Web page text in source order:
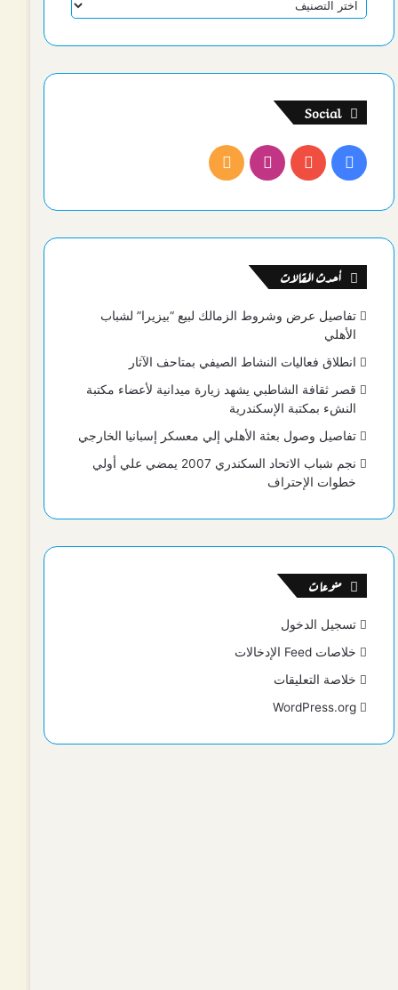
Social
فيسبوك يوتيوب انستقرامملخص
أحدث المقالات
تفاصيل عرض وشروط الزمالك لبيع “بيزيرا” لشباب
الأهلي
انطلاق فعاليات النشاط الصيفي بمتاحف الآثار
قصر ثقافة الشاطبي يشهد زيارة ميدانية لأعضاء مكتبة
النشء بمكتبة الإسكندرية
تفاصيل وصول بعثة الأهلي إلي معسكر إسبانيا الخارجي
نجم شباب الاتحاد السكندري 2007 يمضي علي أولي
خطوات الإحتراف
منوعات
تسجيل الدخول
خلاصات Feed الإدخالات
خلاصة التعليقات
WordPress.org